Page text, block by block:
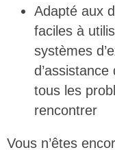
Adapté aux
faciles à
systèmes
tous les
rencontrer
Vous n’êtes